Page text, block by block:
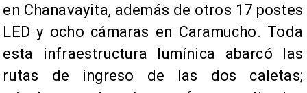
en Chanavayita, además de otros 17 postes
LED y ocho cámaras en Caramucho. Toda
esta infraestructura lumínica abarcó las
rutas de ingreso de las dos caletas;